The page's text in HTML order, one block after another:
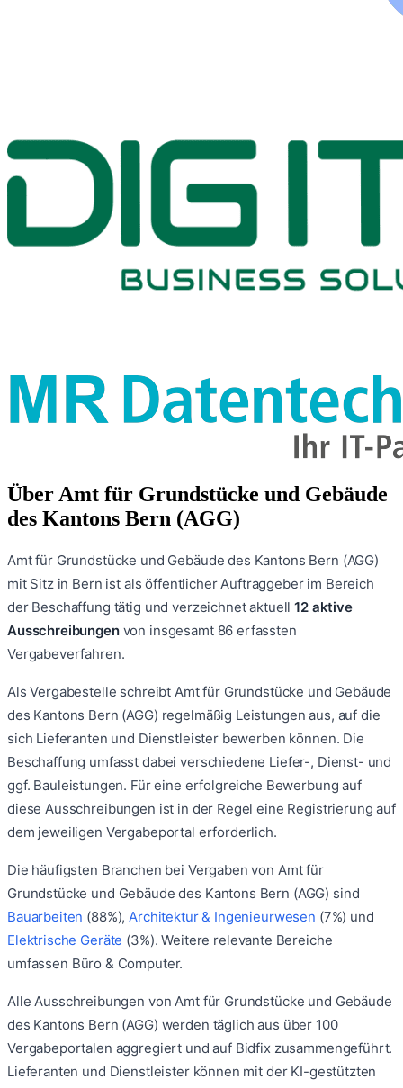
ÜberAmt für Grundstücke und Gebäude
des Kantons Bern (AGG)
Amt für Grundstücke und Gebäude des Kantons Bern (AGG)
mit Sitz in Bern ist als öffentlicher Auftraggeber im Bereich
der Beschaffung tätig und verzeichnet aktuell 12aktive
Ausschreibungen von insgesamt 86 erfassten
Vergabeverfahren.
Als Vergabestelle schreibt Amt für Grundstücke und Gebäude
des Kantons Bern (AGG) regelmäßig Leistungen aus, auf die
sich Lieferanten und Dienstleister bewerben können. Die
Beschaffung umfasst dabei verschiedene Liefer-, Dienst- und
ggf. Bauleistungen. Für eine erfolgreiche Bewerbung auf
diese Ausschreibungen ist in der Regel eine Registrierung auf
dem jeweiligen Vergabeportal erforderlich.
Die häufigsten Branchen bei Vergaben von Amt für
Grundstücke und Gebäude des Kantons Bern (AGG) sind
Bauarbeiten (88%),Architektur & Ingenieurwesen (7%) und
Elektrische Geräte (3%). Weitere relevante Bereiche
umfassen Büro & Computer.
Alle Ausschreibungen vonAmt für Grundstücke und Gebäude
des Kantons Bern (AGG) werden täglich aus über 100
Vergabeportalen aggregiert und auf Bidfix zusammengeführt.
Lieferanten und Dienstleister können mit der KI-gestützten